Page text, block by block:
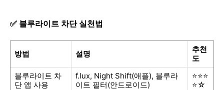
✅ 블루라이트 차단 실천법
방법 설명
추천
도
블루라이트 차
단 앱 사용
f.lux, Night Shift(애플), 블루라
이트 필터(안드로이드)
⭐⭐⭐
⭐☆